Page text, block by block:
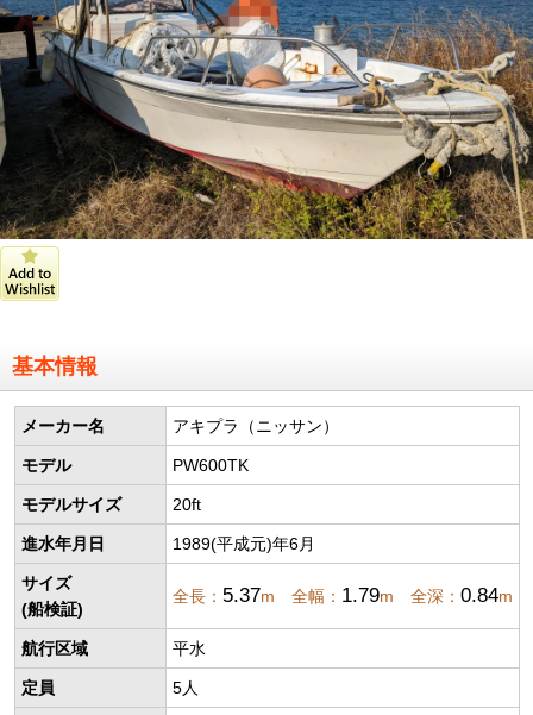
基本情報
メーカー名 アキプラ（ニッサン）
モデル PW600TK
モデルサイズ 20ft
進水年月日 1989(平成元)年6月
サイズ
(船検証)
全長： 5.37m 全幅： 1.79m 全深： 0.84m
航行区域 平水
定員 5人